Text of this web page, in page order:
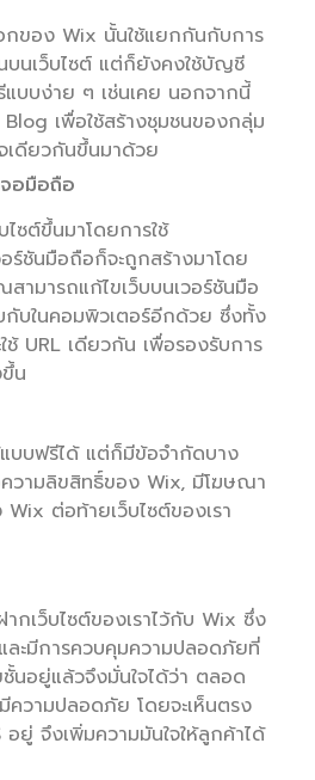
ของ Wix นั้นใช้แยกกันกับการ
นเว็บไซต์ แต่ก็ยังคงใช้บัญชี
แบบง่าย ๆ เช่นเคย นอกจากนี้
เพื่อใช้สร้างชุมชนของกลุ่ม
เดียวกันขึ้นมาด้วย
อมือถือ
ซต์ขึ้นมาโดยการใช้
ร์ชันมือถือก็จะถูกสร้างมาโดย
ามารถแก้ไขเว็บบนเวอร์ชันมือ
กับในคอมพิวเตอร์อีกด้วย ซึ่งทั้ง
ช้ URL เดียวกัน เพื่อรองรับการ
น
บบฟรีได้ แต่ก็มีข้อจำกัดบาง
วามลิขสิทธิ์ของ Wix, มีโฆษณา
Wix ต่อท้ายเว็บไซต์ของเรา
ากเว็บไซต์ของเราไว้กับ Wix ซึ่ง
ละมีการควบคุมความปลอดภัยที่
นอยู่แล้วจึงมั่นใจได้ว่า ตลอด
ความปลอดภัย โดยจะเห็นตรง
อยู่ จึงเพิ่มความมันใจให้ลูกค้าได้